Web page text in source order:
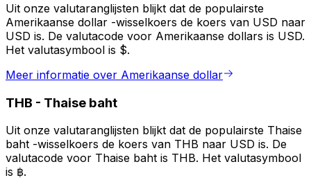
Uit onze valutaranglijsten blijkt dat de populairste
Amerikaanse dollar -wisselkoers de koers van USD naar
USD is. De valutacode voor Amerikaanse dollars is USD.
Het valutasymbool is $.
Meer informatie over Amerikaanse dollar
THB - Thaise baht
Uit onze valutaranglijsten blijkt dat de populairste Thaise
baht -wisselkoers de koers van THB naar USD is. De
valutacode voor Thaise baht is THB. Het valutasymbool
is ฿.